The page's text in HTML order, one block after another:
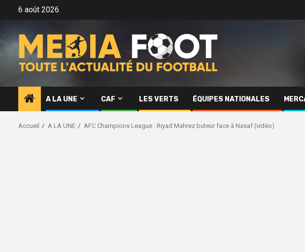
6 août 2026
A LA UNE CAF LES VERTS ÉQUIPES NATIONALES
Accueil A LA UNE AFC Champions League : Riyad Mahrez buteur face à Nasaf (vidéo)